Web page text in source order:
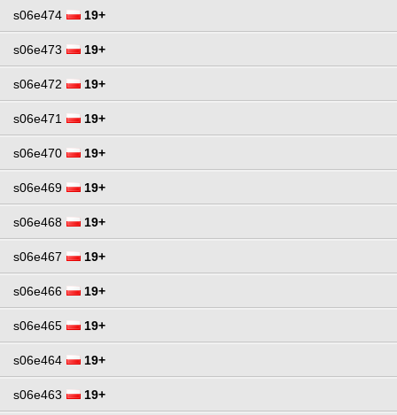
s06e474 19+
s06e473 19+
s06e472 19+
s06e471 19+
s06e470 19+
s06e469 19+
s06e468 19+
s06e467 19+
s06e466 19+
s06e465 19+
s06e464 19+
s06e463 19+